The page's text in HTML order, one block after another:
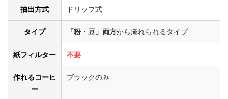
抽出方式 ドリップ式
タイプ 「粉・豆」両方から淹れられるタイプ
紙フィルター 不要
作れるコーヒ
ー
ブラックのみ